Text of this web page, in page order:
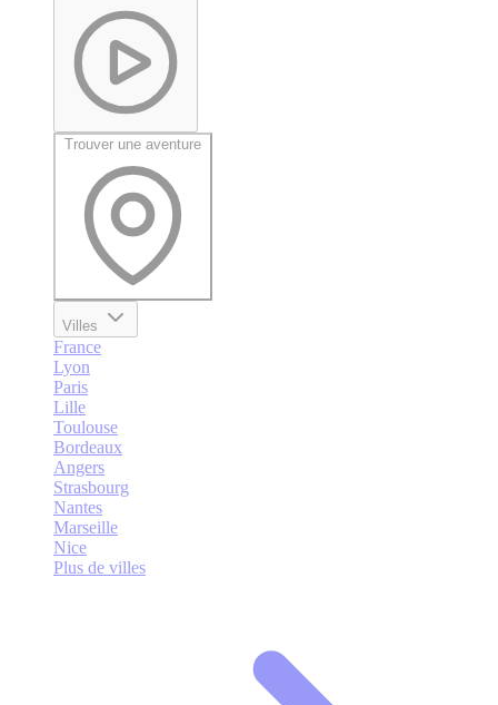
Trouver une aventure
Villes
France
Lyon
Paris
Lille
Toulouse
Bordeaux
Angers
Strasbourg
Nantes
Marseille
Nice
Plus de villes